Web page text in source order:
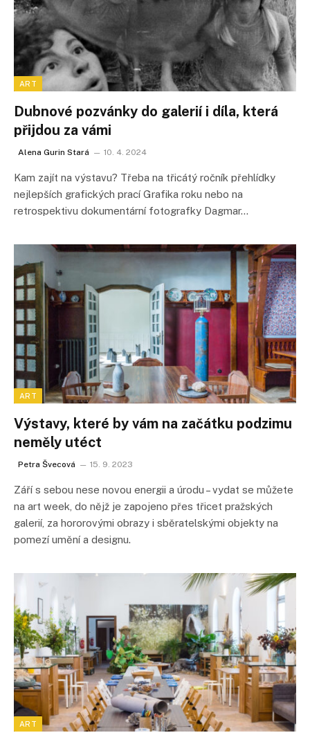
ART
Dubnové pozvánky do galerií i díla, která
přijdou za vámi
Alena Gurin Stará 10. 4. 2024
Kam zajít na výstavu? Třeba na třicátý ročník přehlídky
nejlepších grafických prací Grafika roku nebo na
retrospektivu dokumentární fotografky Dagmar…
ART
Výstavy, které by vám na začátku podzimu
neměly utéct
Petra Švecová 15. 9. 2023
Září s sebou nese novou energii a úrodu – vydat se můžete
na art week, do nějž je zapojeno přes třicet pražských
galerií, za hororovými obrazy i sběratelskými objekty na
pomezí umění a designu.
ART